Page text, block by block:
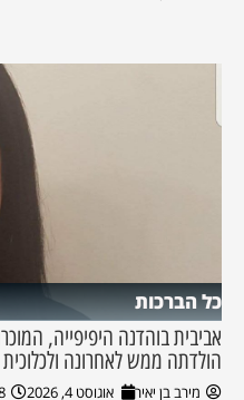
כל הברכות
אביבית בוהדנה היפיפייה,
הולדתה ממש לאחרונה ולכלוכית
מירב בן יאיר אוגוסט 4, 2026